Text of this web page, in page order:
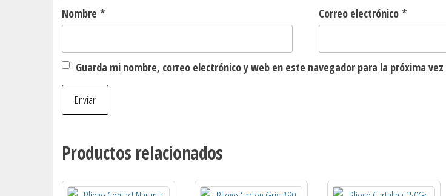
Nombre * Correo electrónico *
Guarda mi nombre, correo electrónico y web en este navegador para la próxima
Productos relacionados